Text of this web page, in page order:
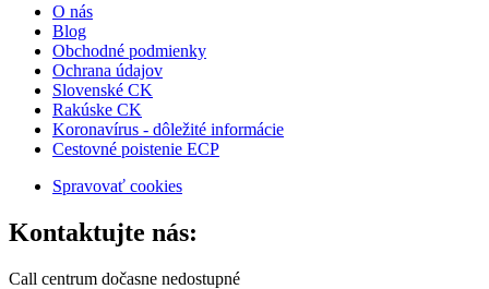
O nás
Blog
Obchodné podmienky
Ochrana údajov
Slovenské CK
Rakúske CK
Koronavírus - dôležité informácie
Cestovné poistenie ECP
Spravovať cookies
Kontaktujte nás:
Call centrum dočasne nedostupné